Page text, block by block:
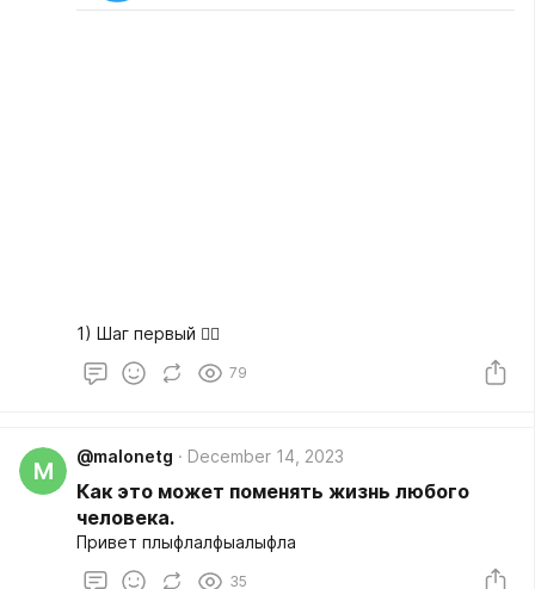
1) Шаг первый 👇🏻
79
M
@malonetg December 14, 2023
Как это может поменять жизнь любого
человека.
Привет плыфлалфыалыфла
35